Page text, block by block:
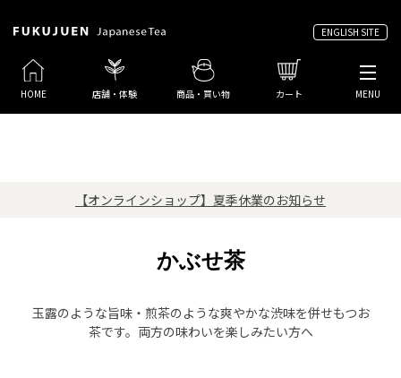
ENGLISH SITE
HOME 店舗・体験 商品・買い物 カート MENU
【オンラインショップ】夏季休業のお知らせ
かぶせ茶
玉露のような旨味・煎茶のような爽やかな渋味を併せもつお
茶です。両方の味わいを楽しみたい方へ